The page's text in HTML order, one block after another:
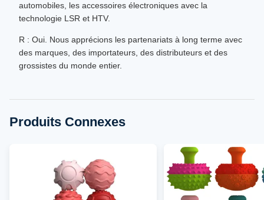
automobiles, les accessoires électroniques avec la
technologie LSR et HTV.
R : Oui. Nous apprécions les partenariats à long terme avec
des marques, des importateurs, des distributeurs et des
grossistes du monde entier.
Produits Connexes